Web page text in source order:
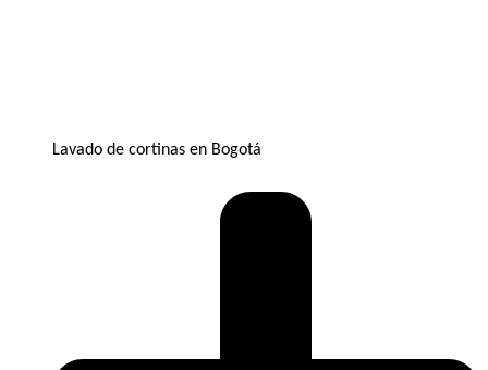
Lavado de cortinas en Bogotá